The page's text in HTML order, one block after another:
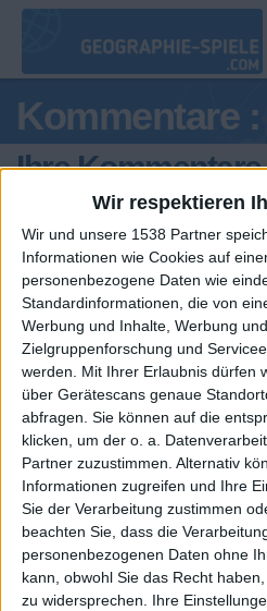
Wir respektieren
Wir und unsere 1538 Partner
Informationen wie Cookies auf
personenbezogene Daten wie
Standardinformationen, die von
Werbung und Inhalte, Werbung
Zielgruppenforschung und
werden.
Mit Ihrer Erlaubnis dürfen
über Gerätescans genaue
abfragen. Sie können auf die
klicken, um der o. a.
Partner zuzustimmen. Alternativ
Informationen zugreifen und Ihre
Sie der Verarbeitung zustimmen
beachten Sie, dass die
personenbezogenen Daten ohne
kann, obwohl Sie das Recht
zu widersprechen. Ihre
Kommentare
Ihre
Ein problem oder
juegos-geograficos.com
giochi-geografici.com
🇺🇸 We noticed
from an
Join our American
among the firsts to
on our